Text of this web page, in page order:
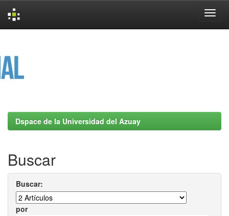
Dspace de la Universidad del Azuay
Buscar
Buscar:
por